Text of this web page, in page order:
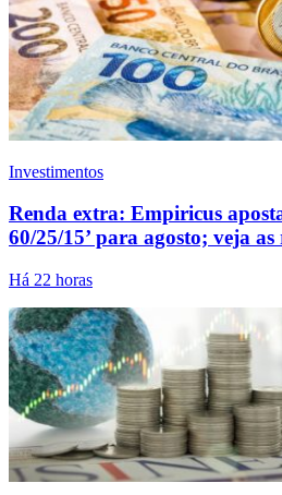
Investimentos
Renda extra: Empiricus
60/25/15’ para agosto; veja as
Há 22 horas